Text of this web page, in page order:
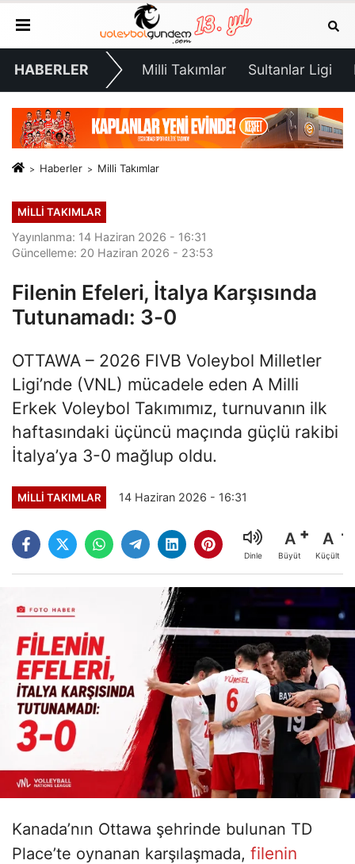
HABERLER Milli Takımlar Sultanlar Ligi
Haberler Milli Takımlar
MILLI TAKIMLAR
Yayınlanma: 14 Haziran 2026 - 16:31
Güncelleme: 20 Haziran 2026 - 23:53
Filenin Efeleri, İtalya Karşısında
Tutunamadı: 3-0
OTTAWA – 2026 FIVB Voleybol Milletler
Ligi’nde (VNL) mücadele eden A Milli
Erkek Voleybol Takımımız, turnuvanın ilk
haftasındaki üçüncü maçında güçlü rakibi
İtalya’ya 3-0 mağlup oldu.
MILLI TAKIMLAR 14 Haziran 2026 - 16:31
Dinle
A
Büyüt
A
Küçült
Kanada’nın Ottawa şehrinde bulunan TD
Place’te oynanan karşılaşmada, filenin